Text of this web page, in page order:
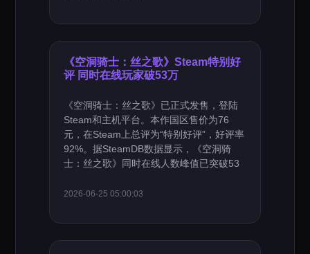
《空洞骑士：丝之歌》Steam特别好
评 同时在线玩家破53万
《空洞骑士：丝之歌》已正式发售，登陆
Steam和主机平台。本作国区售价为76
元，在Steam上总评为“特别好评”，好评率
92%。据SteamDB数据显示，《空洞骑
士：丝之歌》同时在线人数峰值已突破53
2026-06-25 05:00:03